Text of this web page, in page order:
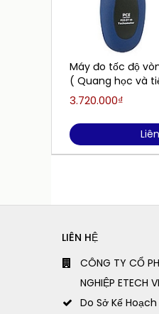
Máy đo tốc độ
( Quang học và
65
3.720.000₫
LIÊN HỆ
CÔNG TY CỔ
NGHIỆP ETECH
Do Sở Kế